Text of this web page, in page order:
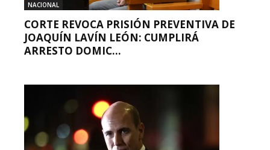
NACIONAL
CORTE REVOCA PRISIÓN PREVENTIVA DE
JOAQUÍN LAVÍN LEÓN: CUMPLIRÁ
ARRESTO DOMIC...